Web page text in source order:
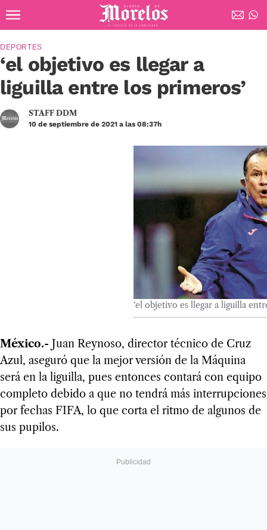
Diario de Morelos
‘el objetivo es llegar a
liguilla entre los primeros’
DEPORTES
STAFF DDM
10 de septiembre de 2021 a las 08:37h
‘el objetivo es llegar a liguilla
México.- Juan Reynoso, director técnico de Cruz
Azul, aseguró que la mejor versión de la Máquina
será en la liguilla, pues entonces contará con equipo
completo debido a que no tendrá más interrupciones
por fechas FIFA, lo que corta el ritmo de algunos de
sus pupilos.